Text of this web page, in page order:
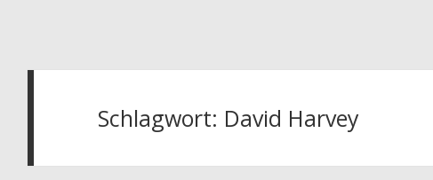
Schlagwort: David Harvey